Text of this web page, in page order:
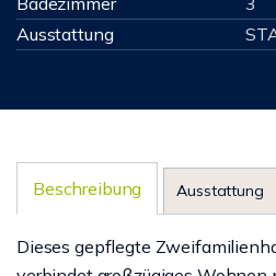
Ausstattung
Beschreibung Ausstattung
Dieses gepflegte